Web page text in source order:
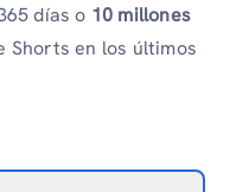
días o 10 millones
Shorts en los últimos